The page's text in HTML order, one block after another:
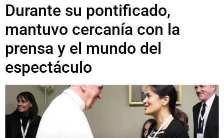
Durante su pontificado,
mantuvo cercanía con la
prensa y el mundo del
espectáculo